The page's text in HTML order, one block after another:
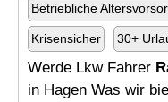
Betriebliche
Krisensicher 30+
Werde Lkw Fahrer
in Hagen Was wir